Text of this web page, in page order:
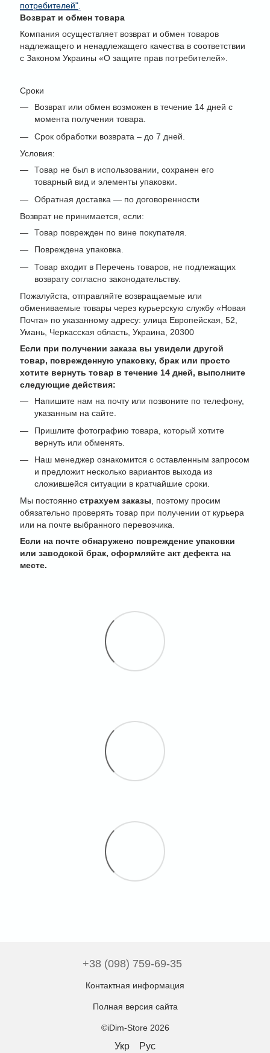
потребителей".
Возврат и обмен товара
Компания осуществляет возврат и обмен товаров
надлежащего и ненадлежащего качества в соответствии
с Законом Украины «О защите прав потребителей».
Сроки
Возврат или обмен возможен в течение 14 дней с
момента получения товара.
Срок обработки возврата – до 7 дней.
Условия:
Товар не был в использовании, сохранен его
товарный вид и элементы упаковки.
Обратная доставка — по договоренности
Возврат не принимается, если:
Товар поврежден по вине покупателя.
Повреждена упаковка.
Товар входит в Перечень товаров, не подлежащих
возврату согласно законодательству.
Пожалуйста, отправляйте возвращаемые или
обмениваемые товары через курьерскую службу «Новая
Почта» по указанному адресу: улица Европейская, 52,
Умань, Черкасская область, Украина, 20300
Если при получении заказа вы увидели другой
товар, поврежденную упаковку, брак или просто
хотите вернуть товар в течение 14 дней, выполните
следующие действия:
Напишите нам на почту или позвоните по телефону,
указанным на сайте.
Пришлите фотографию товара, который хотите
вернуть или обменять.
Наш менеджер ознакомится с оставленным запросом
и предложит несколько вариантов выхода из
сложившейся ситуации в кратчайшие сроки.
Мы постоянно страхуем заказы, поэтому просим
обязательно проверять товар при получении от курьера
или на почте выбранного перевозчика.
Если на почте обнаружено повреждение упаковки
или заводской брак, оформляйте акт дефекта на
месте.
+38 (098) 759-69-35
Контактная информация
Полная версия сайта
©iDim-Store 2026
Укр Рус